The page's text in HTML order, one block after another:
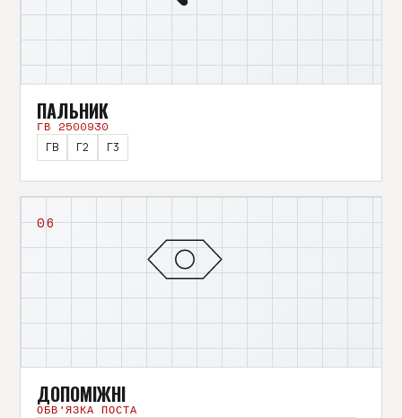
ПАЛЬНИК
ГВ 2500930
ГВ
Г2 Г3
06
ДОПОМІЖНІ
ОБВ’ЯЗКА ПОСТА